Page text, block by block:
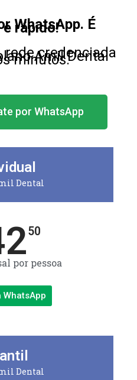
WhatsApp. É
rápido!
rede credenciada
Amil Dental
minutos.
por WhatsApp
Dental
50
por pessoa
WhatsApp
Dental